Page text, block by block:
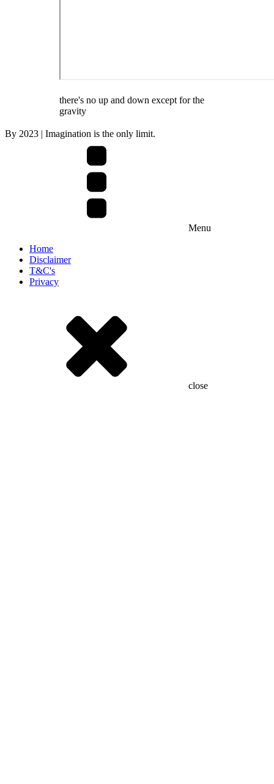
there's no up and down except for the
gravity
By 2023 | Imagination is the only limit.
Menu
Home
Disclaimer
T&C's
Privacy
close